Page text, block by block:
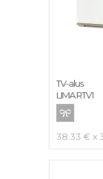
38.33 € x
TV-alus
LIMA RTV1